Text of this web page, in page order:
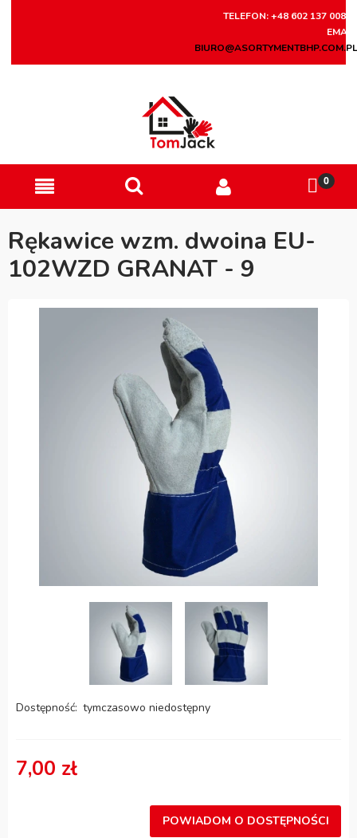
TELEFON: +48 602 137 008
EMAIL:
BIURO@ASORTYMENTBHP.COM.PL
Rękawice wzm. dwoina EU-
102WZD GRANAT - 9
Dostępność: tymczasowo niedostępny
7,00 zł
POWIADOM O DOSTĘPNOŚCI